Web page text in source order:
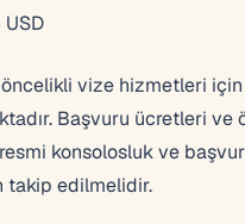
vize hizmetleri
Başvuru ücretleri ve
konsolosluk ve
takip edilmelidir.